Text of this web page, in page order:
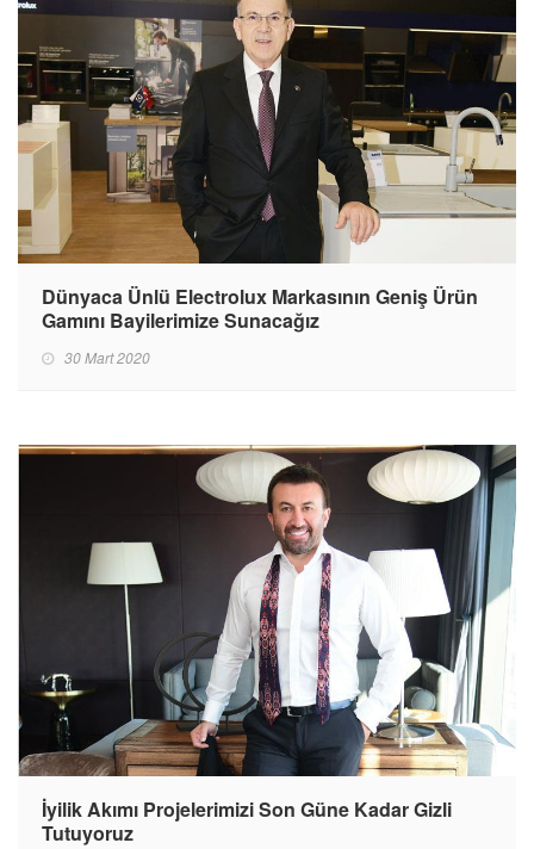
Dünyaca Ünlü Electrolux Markasının Geniş Ürün
Gamını Bayilerimize Sunacağız
30 Mart 2020
İyilik Akımı Projelerimizi Son Güne Kadar Gizli
Tutuyoruz